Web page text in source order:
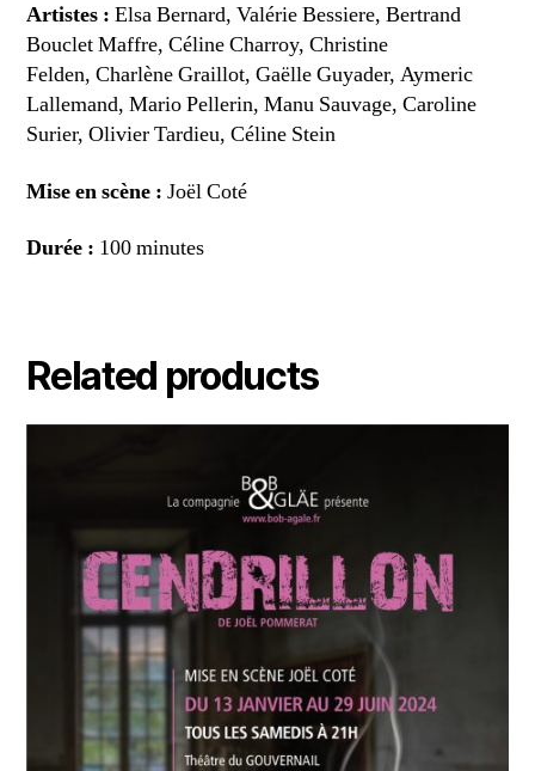
Artistes :Elsa Bernard, Valérie Bessiere, Bertrand
Bouclet Maffre, Céline Charroy, Christine
Felden, Charlène Graillot, Gaëlle Guyader, Aymeric
Lallemand, Mario Pellerin, Manu Sauvage, Caroline
Surier, Olivier Tardieu, Céline Stein
Mise en scène : Joël Coté
Durée : 100 minutes
Related products